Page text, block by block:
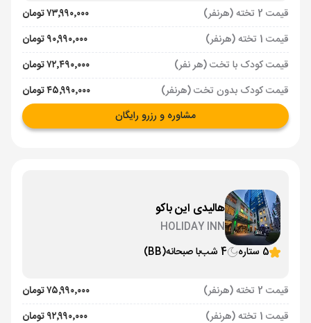
قیمت 2 تخته (هرنفر)
۷۳٬۹۹۰٬۰۰۰ تومان
قیمت 1 تخته (هرنفر)
۹۰٬۹۹۰٬۰۰۰ تومان
قیمت کودک با تخت (هر نفر)
۷۲٬۴۹۰٬۰۰۰ تومان
قیمت کودک بدون تخت (هرنفر)
۴۵٬۹۹۰٬۰۰۰ تومان
مشاوره و رزرو رایگان
هالیدی این باکو
HOLIDAY INN
5 ستاره
4 شب با صبحانه(BB)
قیمت 2 تخته (هرنفر)
۷۵٬۹۹۰٬۰۰۰ تومان
قیمت 1 تخته (هرنفر)
۹۲٬۹۹۰٬۰۰۰ تومان